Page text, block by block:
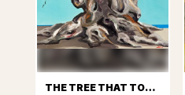
THE TREE THAT TOLD STORIES